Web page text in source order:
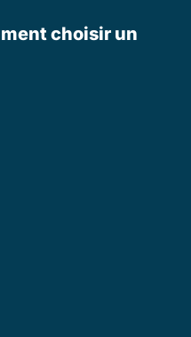
choisir un